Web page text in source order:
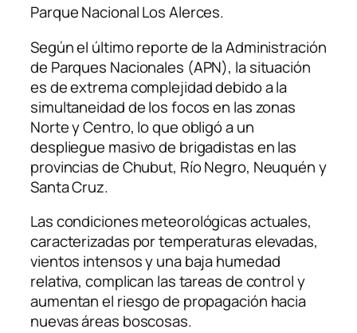
Parque Nacional Los Alerces.
Según el último reporte de la Administración
de Parques Nacionales (APN), la situación
es de extrema complejidad debido a la
simultaneidad de los focos en las zonas
Norte y Centro, lo que obligó a un
despliegue masivo de brigadistas en las
provincias de Chubut, Río Negro, Neuquén y
Santa Cruz.
Las condiciones meteorológicas actuales,
caracterizadas por temperaturas elevadas,
vientos intensos y una baja humedad
relativa, complican las tareas de control y
aumentan el riesgo de propagación hacia
nuevas áreas boscosas.